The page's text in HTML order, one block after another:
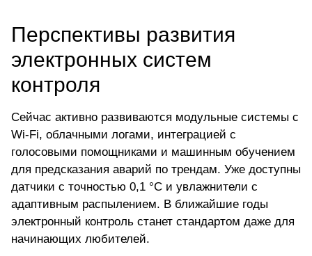
Перспективы развития
электронных систем
контроля
Сейчас активно развиваются модульные системы с
Wi-Fi, облачными логами, интеграцией с
голосовыми помощниками и машинным обучением
для предсказания аварий по трендам. Уже доступны
датчики с точностью 0,1 °C и увлажнители с
адаптивным распылением. В ближайшие годы
электронный контроль станет стандартом даже для
начинающих любителей.